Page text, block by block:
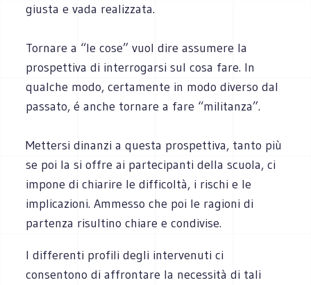
giusta e vada realizzata.
Tornare a “le cose” vuol dire assumere la
prospettiva di interrogarsi sul cosa fare. In
qualche modo, certamente in modo diverso dal
passato, é anche tornare a fare “militanza”.
Mettersi dinanzi a questa prospettiva, tanto più
se poi la si offre ai partecipanti della scuola, ci
impone di chiarire le difficoltà, i rischi e le
implicazioni. Ammesso che poi le ragioni di
partenza risultino chiare e condivise.
I differenti profili degli intervenuti ci
consentono di affrontare la necessità di tali